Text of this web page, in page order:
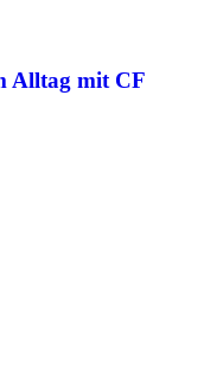
Alltag mit CF